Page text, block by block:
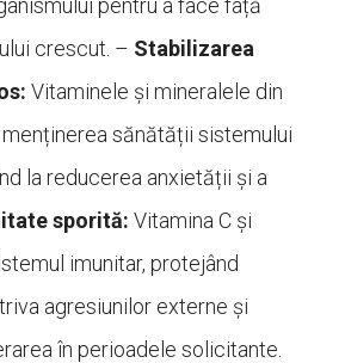
crescut. – Stabilizarea
Vitaminele și mineralele din
sănătății sistemului
la reducerea anxietății și a
sporită: Vitamina C și
imunitar, protejând
agresiunilor externe și
în perioadele solicitante.